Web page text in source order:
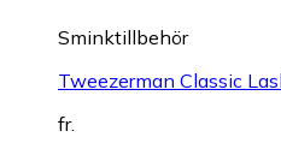
Sminktillbehör
Tweezerman Classic
fr.